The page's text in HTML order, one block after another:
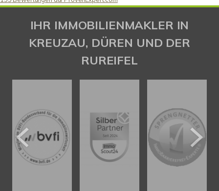
Gaspar Immobilienberatung
IHR IMMOBILIENMAKLER IN
KREUZAU, DÜREN UND DER
RUREIFEL